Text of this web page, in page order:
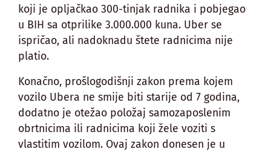
koji je opljačkao 300-tinjak radnika i pobjegao
u BIH sa otprilike 3.000.000 kuna. Uber se
ispričao, ali nadoknadu štete radnicima nije
platio.
Konačno, prošlogodišnji zakon prema kojem
vozilo Ubera ne smije biti starije od 7 godina,
dodatno je otežao položaj samozaposlenim
obrtnicima ili radnicima koji žele voziti s
vlastitim vozilom. Ovaj zakon donesen je u